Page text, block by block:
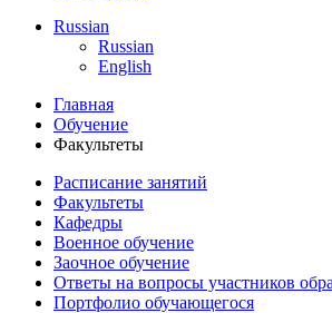
Russian
Russian
English
Главная
Обучение
Факультеты
Расписание занятий
Факультеты
Кафедры
Военное обучение
Заочное обучение
Ответы на вопросы участников
Портфолио обучающегося